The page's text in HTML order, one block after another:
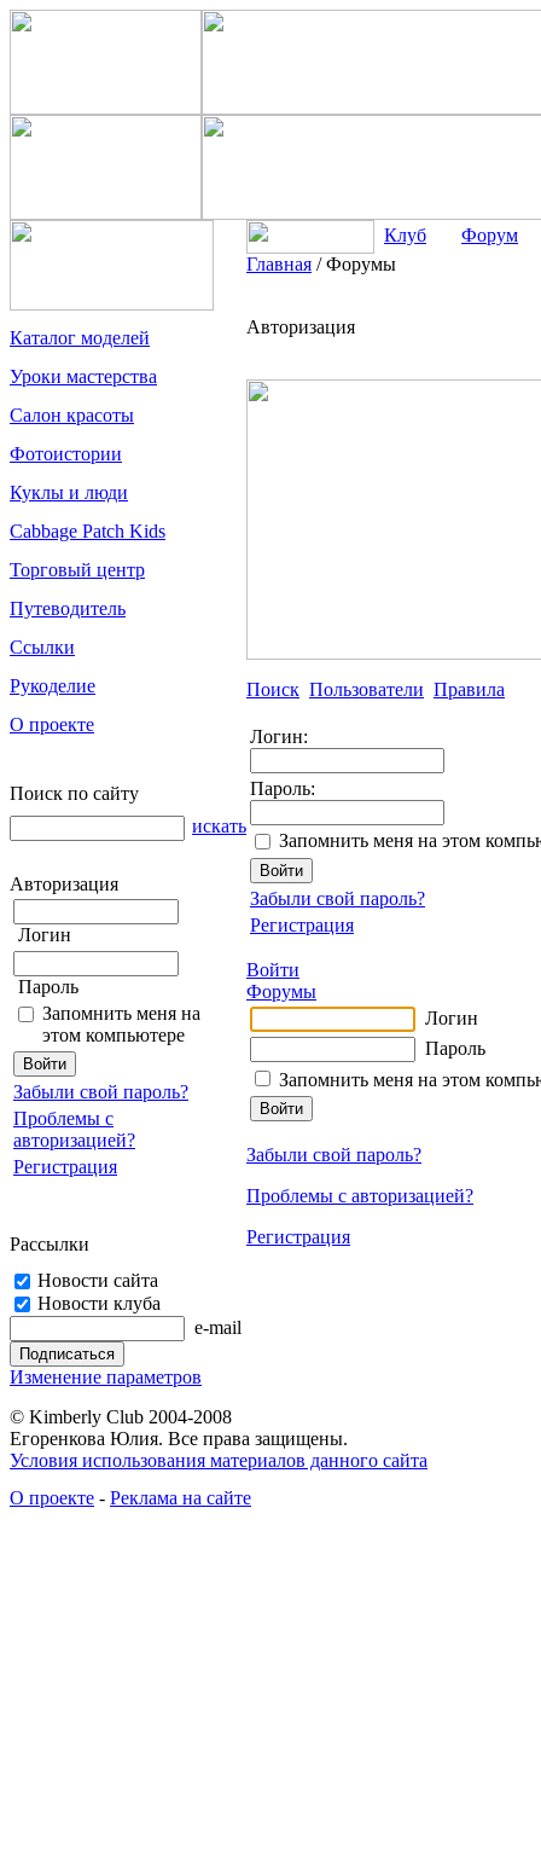
Каталог моделей
Уроки мастерства
Салон красоты
Фотоистории
Куклы и люди
Cabbage Patch Kids
Торговый центр
Путеводитель
Ссылки
Рукоделие
О проекте
Поиск по сайту
искать
Авторизация
Логин
Пароль
Запомнить меня на
этом компьютере
Забыли свой пароль?
Проблемы с
авторизацией?
Регистрация
Рассылки
Новости сайта
Новости клуба
e-mail
Изменение параметров
Клуб
Форум
Главная /Форумы
Авторизация
Поиск Пользователи Правила
Логин:
Пароль:
Запомнить меня на этом
Забыли свой пароль?
Регистрация
Войти
Форумы
Логин
Пароль
Запомнить меня на этом
Забыли свой пароль?
Проблемы с авторизацией?
Регистрация
© Kimberly Club 2004-2008
Егоренкова Юлия. Все права защищены.
Условия использования материалов данного сайта
О проекте - Реклама на сайте